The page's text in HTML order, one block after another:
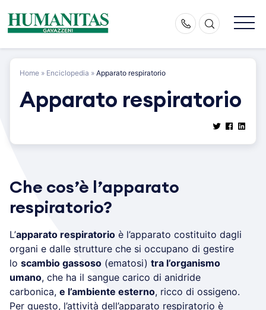
content
Home » Enciclopedia » Apparato respiratorio
Apparato respiratorio
Che cos’è l’apparato
respiratorio?
L’apparato respiratorio è l’apparato costituito dagli
organi e dalle strutture che si occupano di gestire
lo scambio gassoso (ematosi) tra l’organismo
umano, che ha il sangue carico di anidride
carbonica, e l’ambiente esterno, ricco di ossigeno.
Per questo, l’attività dell’apparato respiratorio è